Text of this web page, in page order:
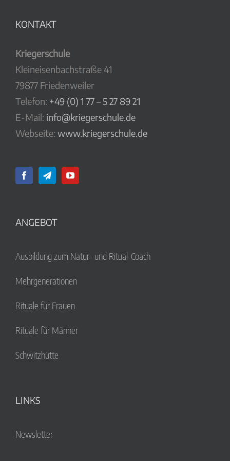
KONTAKT
Kriegerschule
Kleineisenbachstraße 41
79877 Friedenweiler
Telefon: +49 (0) 1 77 – 5 27 89 21
E-Mail: info@kriegerschule.de
Webseite: www.kriegerschule.de
ANGEBOT
Ausbildung zum Natur- und Ritual-Coach
Mehrgenerationen
Rituale für Frauen
Rituale für Männer
Schwitzhütte
LINKS
Newsletter